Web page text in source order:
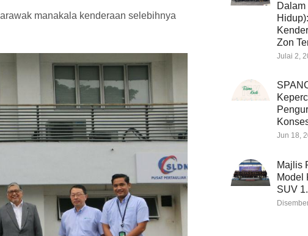
manakala kenderaan selebihnya
Zon
Julai 2,
Jun 18,
Majlis
Model
SUV